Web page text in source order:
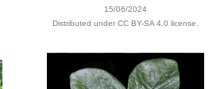
15/06/2024
Distributed under CC BY-SA 4.0 license.